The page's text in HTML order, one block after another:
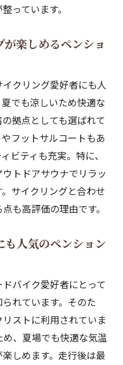
っています。
楽しめるペンショ
クリング愛好者にも人
でも涼しいため快適な
拠点としても選ばれて
フットサルコートもあ
ビティも充実。特に、
トドアサウナでリラッ
サイクリングと合わせ
も高評価の理由です。
も人気のペンション
バイク愛好者にとって
れています。そのた
ストに利用されていま
、夏場でも快適な気温
しめます。走行後は最